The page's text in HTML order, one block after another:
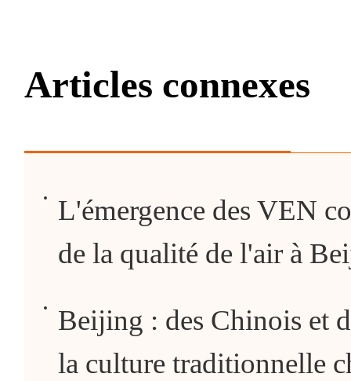
Articles connexes
L'émergence des VEN
de la qualité de l'air à
Beijing : des Chinois et
la culture traditionnelle